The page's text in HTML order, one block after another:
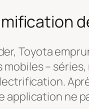
Toyota
mobiles –
application ne